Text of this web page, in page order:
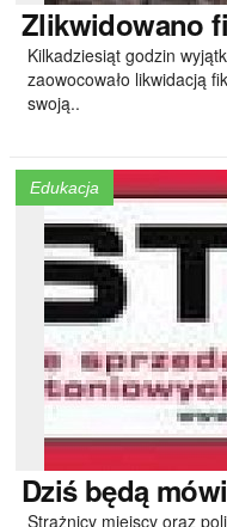
Zlikwidowano
Kilkadziesiąt godzin
zaowocowało likwidacją
swoją..
Edukacja
Dziśbędą
Strażnicy miejscy oraz